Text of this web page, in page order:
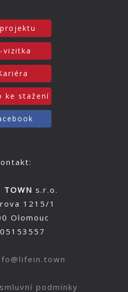
vizitka
ke stažení
TOWN s.r.o.
1215/1
Olomouc
podmínky